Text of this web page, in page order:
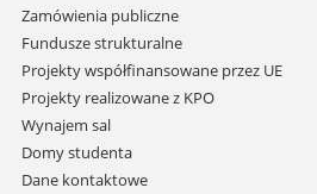
Zamówienia publiczne
Fundusze strukturalne
Projekty współfinansowane przez UE
Projekty realizowane z KPO
Wynajem sal
Domy studenta
Dane kontaktowe